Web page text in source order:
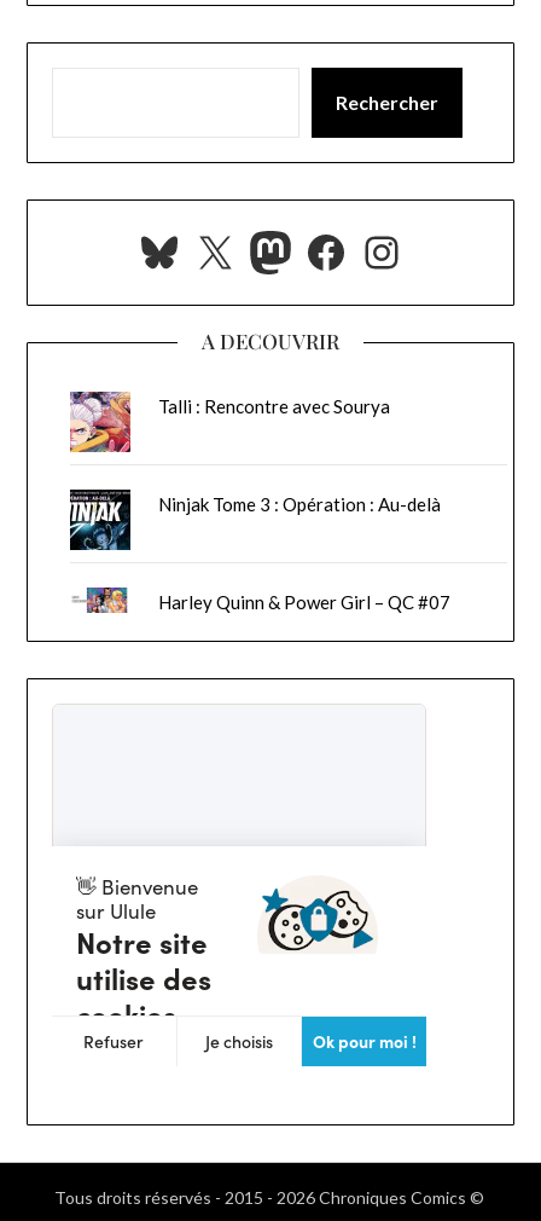
Rechercher
Bluesky
X Mastodon
Facebook
A DECOUVRIR
Talli : Rencontre avec Sourya
Ninjak Tome 3 : Opération : Au-delà
Harley Quinn & Power Girl – QC #07
Tous droits réservés - 2015 - 2026 Chroniques Comics ©